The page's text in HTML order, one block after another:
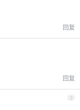
回复
回复
3